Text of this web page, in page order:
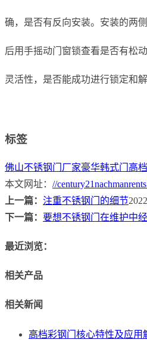
确，是否有反向安装。安装的两
后用手摇动门窗锁查看是否有松
灵活性，是否能成功进行锁定和解
标签
佛山不锈钢门厂家豪华韩式门 高
本文网址： //
上一篇： 注重不锈钢门的细节
下一篇： 要想不锈钢门在维护中
最近浏览：
相关产品
相关新闻
高档彩钢门核心特性及应用